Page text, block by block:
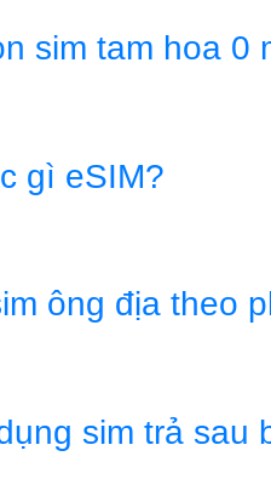
sim tam hoa 0
gì eSIM?
ông địa theo
sim trả sau